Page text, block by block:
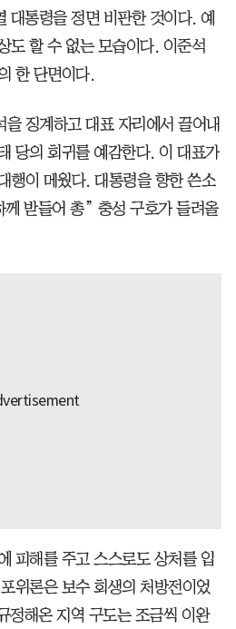
대통령을 정면 비판한 것이다. 예
도 할 수 없는 모습이다. 이준석
한 단면이다.
징계하고 대표 자리에서 끌어내
당의 회귀를 예감한다. 이 대표가
행이 메웠다. 대통령을 향한 쓴소
받들어 총” 충성 구호가 들려올
피해를 주고 스스로도 상처를 입
위론은 보수 회생의 처방전이었
정해온 지역 구도는 조금씩 이완